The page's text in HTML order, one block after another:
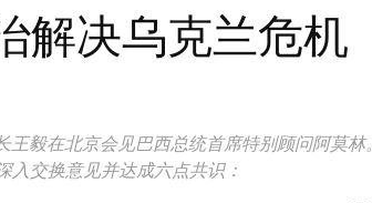
解决乌克兰危机
毅在北京会见巴西总统首席特别顾问阿莫林。
交换意见并达成六点共识：